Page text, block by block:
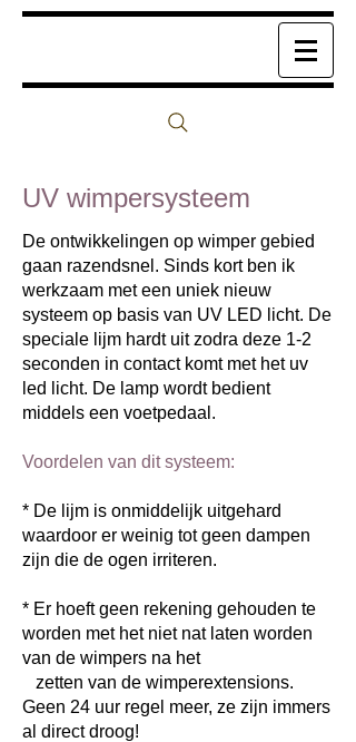
UV wimpersysteem
De ontwikkelingen op wimper gebied
gaan razendsnel. Sinds kort ben ik
werkzaam met een uniek nieuw
systeem op basis van UV LED licht. De
speciale lijm hardt uit zodra deze 1-2
seconden in contact komt met het uv
led licht. De lamp wordt bedient
middels een voetpedaal.
Voordelen van dit systeem:
* De lijm is onmiddelijk uitgehard
waardoor er weinig tot geen dampen
zijn die de ogen irriteren.
* Er hoeft geen rekening gehouden te
worden met het niet nat laten worden
van de wimpers na het
zetten van de wimperextensions.
Geen 24 uur regel meer, ze zijn immers
al direct droog!